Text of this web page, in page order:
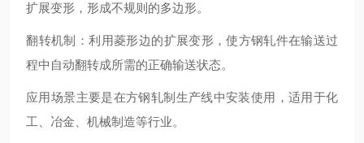
扩展变形，形成不规则的多边形。
‌翻转机制‌：利用菱形边的扩展变形，使方钢轧件在输送过
程中自动翻转成所需的正确输送状态‌。
应用场景主要是在方钢轧制生产线中安装使用，适用于化
工、冶金、机械制造等行业‌。